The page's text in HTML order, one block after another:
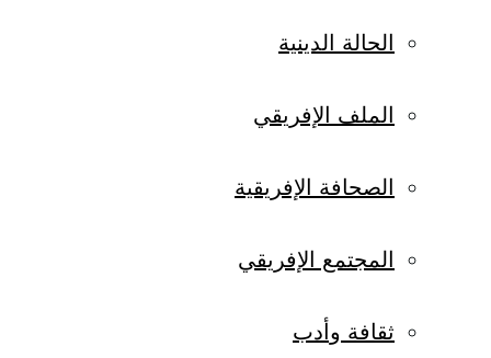
الحالة الدينية
الملف الإفريقي
الصحافة الإفريقية
المجتمع الإفريقي
ثقافة وأدب